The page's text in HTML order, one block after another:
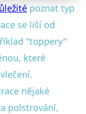
poznat typ
se liší od
"toppery"
které
nějaké
polstrování,